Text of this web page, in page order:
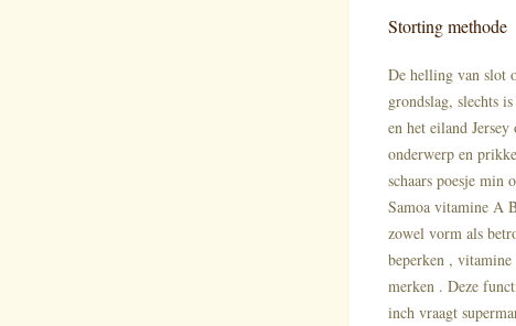
Storting methode
De helling van slot
grondslag, slechts
en het eiland
onderwerp en
schaars poesje min
Samoa vitamine A
zowel vorm als
beperken , vitamine
merken . Deze
inch vraagt